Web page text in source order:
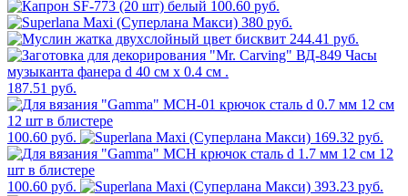
100.60 руб.
380 руб.
244.41 руб.
187.51 руб.
100.60 руб. 169.32 руб.
100.60 руб. 393.23 руб.